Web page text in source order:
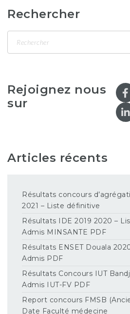
Rechercher
Rejoignez nous
sur
Articles récents
Résultats concours
2021 – Liste définitive
Résultats IDE 2019 2020 –
Admis MINSANTE PDF
Résultats ENSET Douala
Admis PDF
Résultats Concours IUT
Admis IUT-FV PDF
Report concours FMSB
Date Faculté médecine